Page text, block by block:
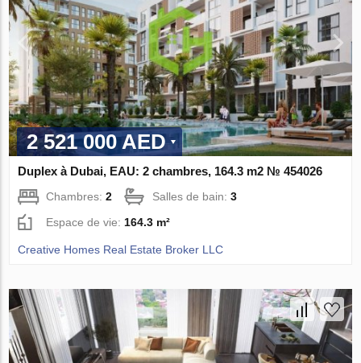
2 521 000 AED
Duplex à Dubai, EAU: 2 chambres, 164.3 m2 № 454026
Chambres:2 Salles de bain:3
Espace de vie: 164.3 m²
Creative Homes Real Estate Broker LLC